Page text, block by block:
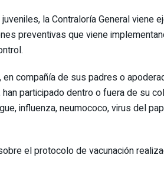
la Contraloría General viene
preventivas que viene
compañía de sus padres o
participado dentro o fuera de su
influenza, neumococo, virus del
el protocolo de vacunación